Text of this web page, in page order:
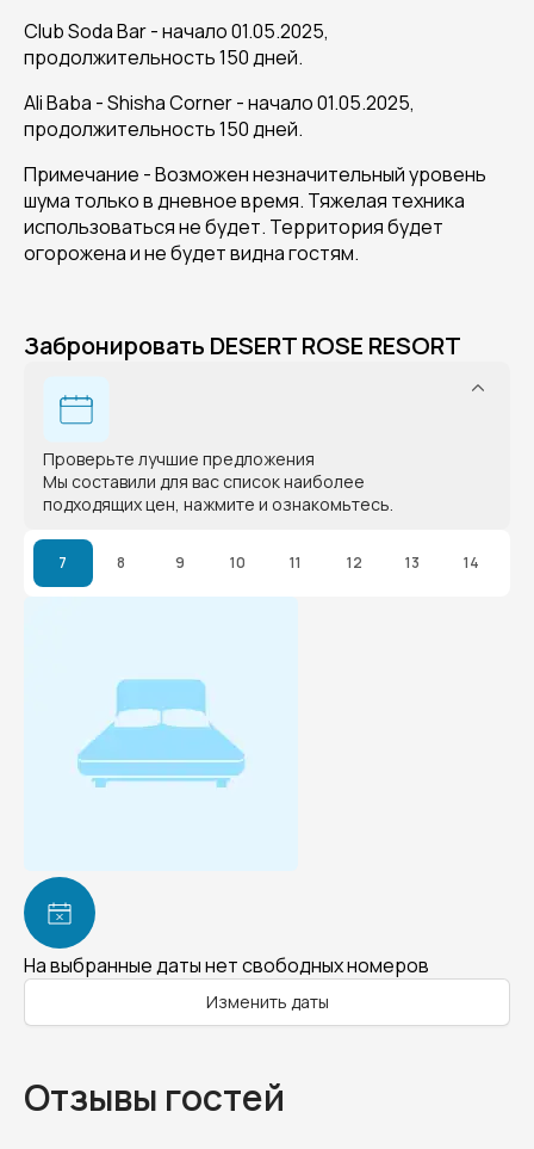
Club Soda Bar - начало 01.05.2025,
продолжительность 150 дней.
Ali Baba - Shisha Corner - начало 01.05.2025,
продолжительность 150 дней.
Примечание - Возможен незначительный уровень
шума только в дневное время. Тяжелая техника
использоваться не будет. Территория будет
огорожена и не будет видна гостям.
Забронировать DESERT ROSE RESORT
Проверьте лучшие предложения
Мы составили для вас список наиболее
подходящих цен, нажмите и ознакомьтесь.
7 8 9 10 11 12 13 14
На выбранные даты нет свободных номеров
Изменить даты
Отзывы гостей